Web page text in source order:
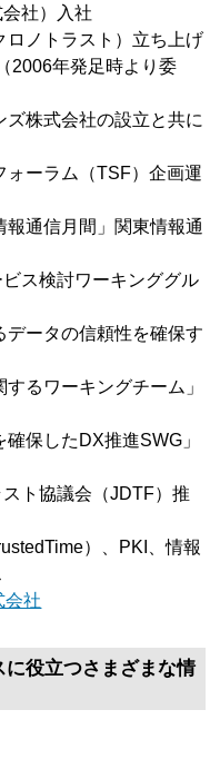
社）入社
ノトラスト）立ち上げ
2006年発足時より委
株式会社の設立と共に
ーラム（TSF）企画運
通信月間」関東情報通
討ワーキンググル
ータの信頼性を確保す
るワーキングチーム」
保したDX推進SWG」
議会（JDTF）推
）、PKI、情報
会社
役立つさまざまな情